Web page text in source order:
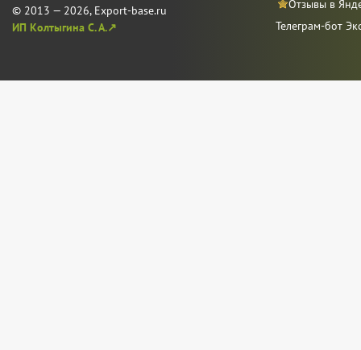
© 2013 — 2026, Export-base.ru
ИП Колтыгина С. А.↗
Отзывы в
Телеграм-бот